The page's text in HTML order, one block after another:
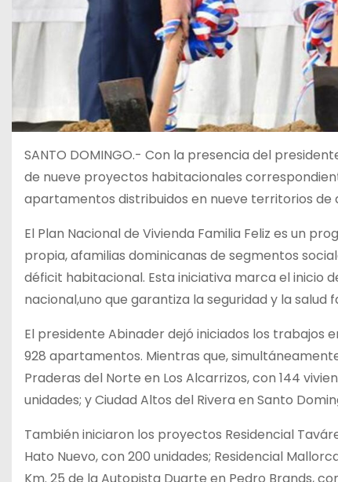
SANTO DOMINGO.- Con la presencia del
de nueve proyectos habitacionales
apartamentos distribuidos en nueve territorios
El Plan Nacional de Vivienda Familia Feliz es un
propia, afamilias dominicanas de segmentos
déficit habitacional. Esta iniciativa marca el inicio
nacional,uno que garantiza la seguridad y la salud
El presidente Abinader dejó iniciados los trabajos
928 apartamentos. Mientras que,
Praderas del Norte en Los Alcarrizos, con 144
unidades; y Ciudad Altos del Rivera en Santo
También iniciaron los proyectos Residencial
Hato Nuevo, con 200 unidades; Residencial